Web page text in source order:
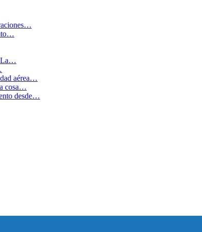
La…
aérea…
cosa…
desde…